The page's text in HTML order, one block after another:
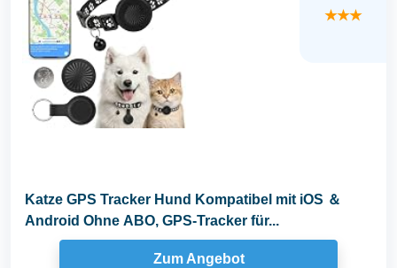
★★★
Katze GPS Tracker Hund Kompatibel mit iOS ＆
Android Ohne ABO, GPS-Tracker für...
Zum Angebot